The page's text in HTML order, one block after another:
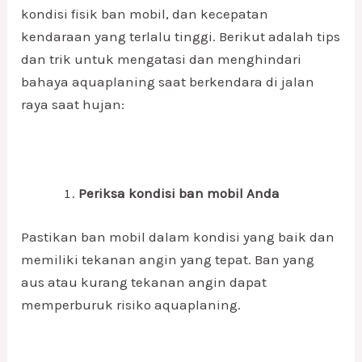
kondisi fisik ban mobil, dan kecepatan
kendaraan yang terlalu tinggi. Berikut adalah tips
dan trik untuk mengatasi dan menghindari
bahaya aquaplaning saat berkendara di jalan
raya saat hujan:
Periksa kondisi ban mobil Anda
Pastikan ban mobil dalam kondisi yang baik dan
memiliki tekanan angin yang tepat. Ban yang
aus atau kurang tekanan angin dapat
memperburuk risiko aquaplaning.